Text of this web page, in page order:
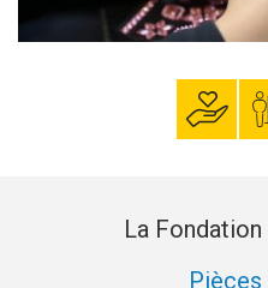
Faire un don
La
Pièces